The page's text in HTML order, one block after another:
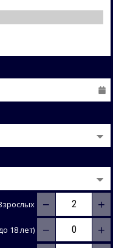
− +
18 лет) − +